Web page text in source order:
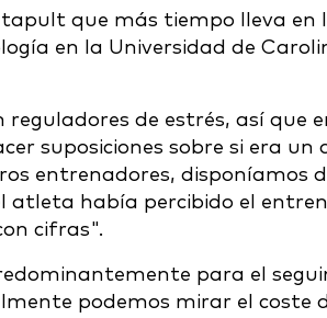
que más tiempo lleva en
en la Universidad de
reguladores de estrés, así
suposiciones sobre si era
entrenadores, disponíamos
atleta había percibido el
cifras".
para el
podemos mirar el